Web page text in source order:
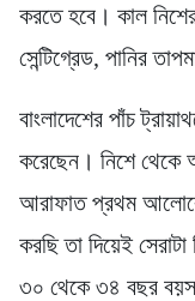
করতে হবে। কাল
সেন্টিগ্রেড, পানির
বাংলাদেশের পাঁচ
করেছেন। নিশে থেকে
আরাফাত প্রথম
করছি তা দিয়েই
৩০ থেকে ৩৪ বছর